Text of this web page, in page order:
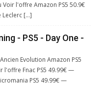
Voir l'offre Amazon PS5 50.9€
[…]
- PS5 - Day One -
Evolution Amazon PS5
l'offre Fnac PS5 49.99€ —
PS5 49.99€ —